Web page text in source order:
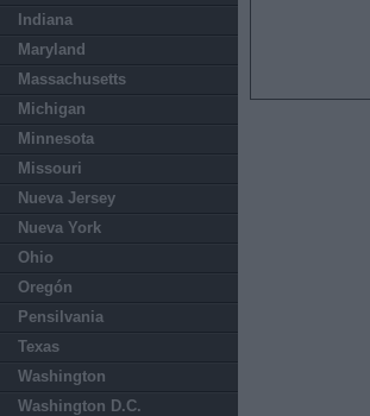
Indiana
Maryland
Massachusetts
Michigan
Minnesota
Missouri
Nueva Jersey
Nueva York
Ohio
Oregón
Pensilvania
Texas
Washington
Washington D.C.